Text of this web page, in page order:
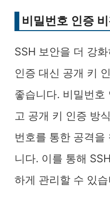
비밀번호 인증
SSH 보안을 더 강
인증 대신 공개 키
좋습니다. 비밀번호
고 공개 키 인증 방
번호를 통한 공격을
니다. 이를 통해
하게 관리할 수 있